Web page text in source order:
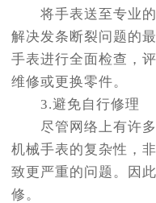
将手表送至专业的
解决发条断裂问题的
手表进行全面检查，
维修或更换零件。
3.避免自行修理
尽管网络上有许多
机械手表的复杂性，
致更严重的问题。因
修。